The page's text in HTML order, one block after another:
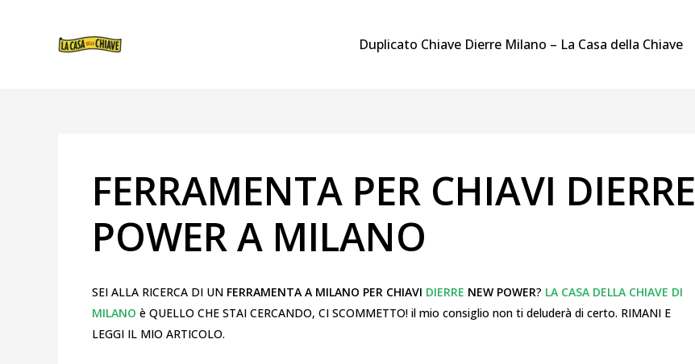
CONTENUTO
Duplicato Chiave Dierre Milano – La Casa della Chiave
FERRAMENTA PER CHIAVI DIERRE
POWER A MILANO
SEI ALLA RICERCA DI UN FERRAMENTA A MILANO PER CHIAVI DIERRE NEW POWER? LA CASA DELLA CHIAVE DI
MILANO è QUELLO CHE STAI CERCANDO, CI SCOMMETTO! il mio consiglio non ti deluderà di certo. RIMANI E
LEGGI IL MIO ARTICOLO.